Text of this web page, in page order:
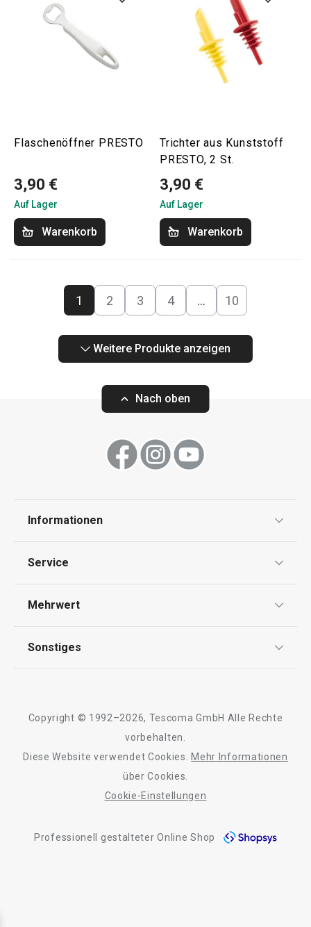
Flaschenöffner PRESTO
3,90 €
Auf Lager
Warenkorb
Trichter aus Kunststoff
PRESTO, 2 St.
3,90 €
Auf Lager
Warenkorb
1 2 3 4 … 10
Weitere Produkte anzeigen
Nach oben
Informationen
Impressum
Service
Kontaktformular
Mehrwert
Qualität
Sonstiges
Barrierefreiheit
Copyright © 1992–2026, Tescoma GmbH Alle Rechte
vorbehalten.
Diese Website verwendet Cookies.
Mehr Informationen
über Cookies.
Cookie-Einstellungen
Professionell gestalteter Online Shop